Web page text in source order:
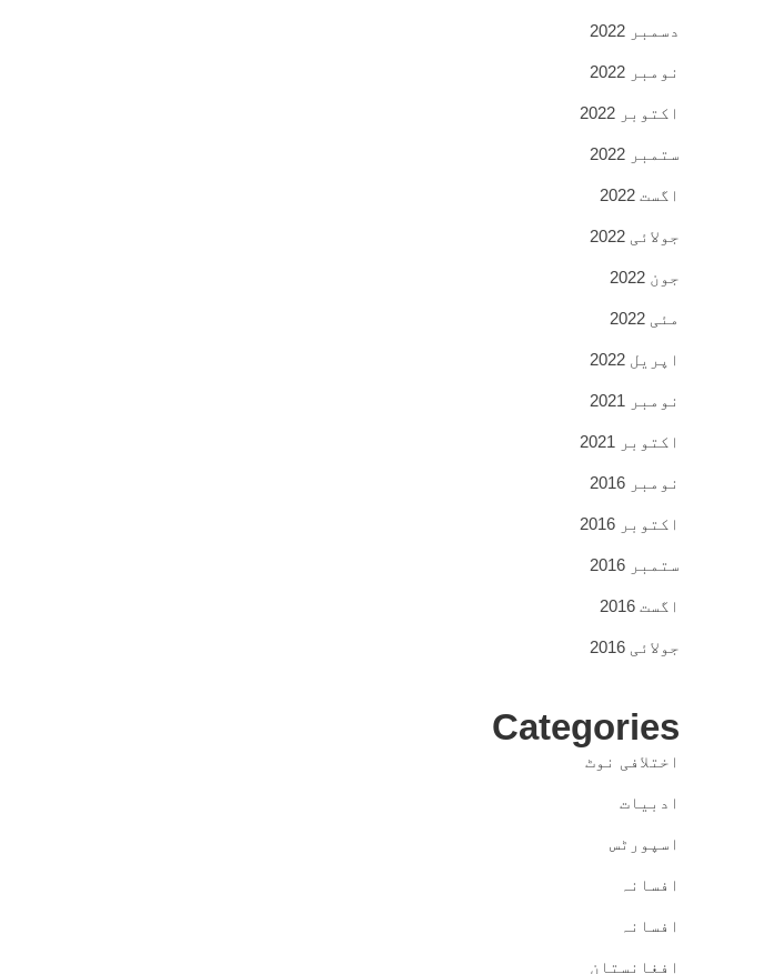
دسمبر 2022
نومبر 2022
اکتوبر 2022
ستمبر 2022
اگست 2022
جولائی 2022
جون 2022
مئی 2022
اپریل 2022
نومبر 2021
اکتوبر 2021
نومبر 2016
اکتوبر 2016
ستمبر 2016
اگست 2016
جولائی 2016
Categories
اختلافی نوٹ
ادبیات
اسپورٹس
افسانہ
افسانہ
افغانستان